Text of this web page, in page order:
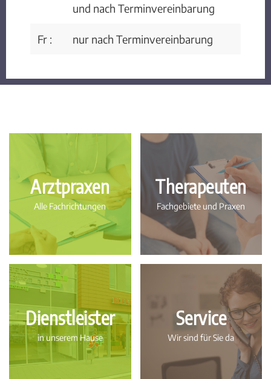
und nach Terminvereinbarung
Fr : nur nach Terminvereinbarung
Arztpraxen
Alle Fachrichtungen
Therapeuten
Fachgebiete und Praxen
Dienstleister
in unserem Hause
Service
Wir sind für Sie da